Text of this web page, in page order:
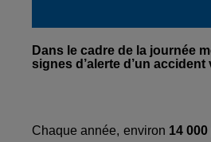
Dans le cadre de la journée
signes d’alerte d’un
Chaque année, environ 14